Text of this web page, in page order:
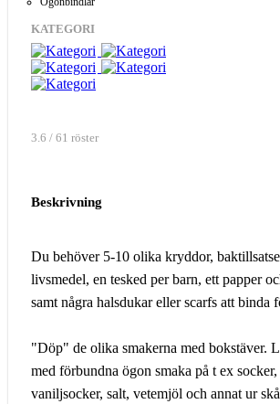
KATEGORI
3.6 / 61 röster
Beskrivning
Du behöver 5-10 olika kryddor,
livsmedel, en tesked per barn, ett papper
samt några halsdukar eller scarfs att binda
"Döp" de olika smakerna med bokstäver.
med förbundna ögon smaka på t ex socker,
vaniljsocker, salt, vetemjöl och annat ur